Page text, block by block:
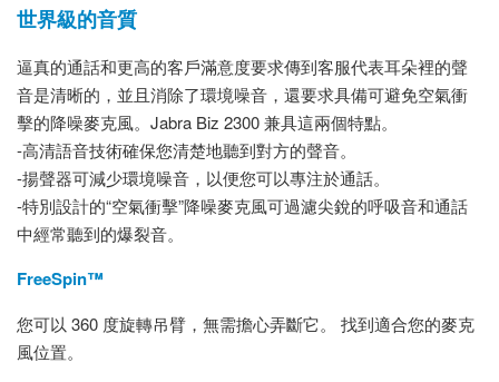
世界級的音質
逼真的通話和更高的客戶滿意度要求傳到客服代表耳朵裡的聲
音是清晰的，並且消除了環境噪音，還要求具備可避免空氣衝
擊的降噪麥克風。Jabra Biz 2300 兼具這兩個特點。
-高清語音技術確保您清楚地聽到對方的聲音。
-揚聲器可減少環境噪音，以便您可以專注於通話。
-特別設計的“空氣衝擊”降噪麥克風可過濾尖銳的呼吸音和通話
中經常聽到的爆裂音。
FreeSpin™
您可以 360 度旋轉吊臂，無需擔心弄斷它。 找到適合您的麥克
風位置。